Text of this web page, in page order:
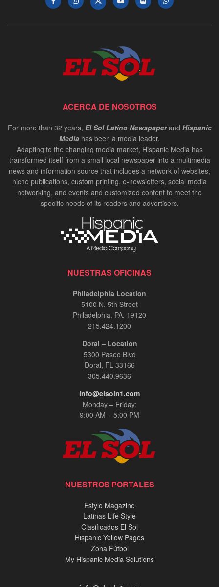
ACERCA DE NOSOTROS
For more than 32 years, El Sol Latino Newspaperand Hispanic
Media has been a media leader.
Adapting to the changing media market, Hispanic Media has
transformed itself from a small local newspaper into a multimedia
news and information source that includes a network of websites,
niche publications, custom printing, e-newsletters, social media
networking, and events and customized content to meet the
specific needs of its readers and advertisers.
NUESTRAS OFICINAS
Philadelphia Location
5100 N. 5th Street
Philadelphia, PA. 19120
215.424.1200
Doral – Location
5300 Paseo Blvd
Doral, FL 33166
305.440.9636
info@elsoln1.com
Monday – Friday:
9:00 AM – 5:00 PM
NUESTROS PORTALES
Estylo Magazine
Latinas Life Style
Clasificados El Sol
Hispanic Yellow Pages
Zona Fútbol
My Hispanic Media Solutions